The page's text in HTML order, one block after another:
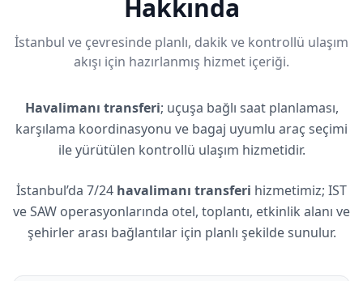
Hakkında
İstanbul ve çevresinde planlı, dakik ve kontrollü ulaşım
akışı için hazırlanmış hizmet içeriği.
Havalimanı transferi; uçuşa bağlı saat planlaması,
karşılama koordinasyonu ve bagaj uyumlu araç seçimi
ile yürütülen kontrollü ulaşım hizmetidir.
İstanbul’da 7/24 havalimanı transferi hizmetimiz; IST
ve SAW operasyonlarında otel, toplantı, etkinlik alanı ve
şehirler arası bağlantılar için planlı şekilde sunulur.